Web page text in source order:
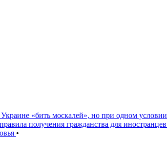
«бить москалей», но при одном условии
получения гражданства для иностранцев
•